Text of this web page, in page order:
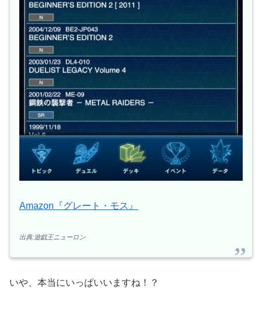
Amazon『グレート・モス』
出典:遊戯王ニューロン
いや、本当にいっぱいいますね！？